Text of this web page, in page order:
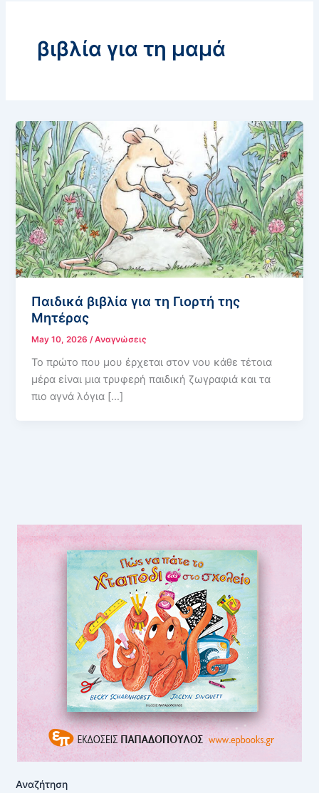
βιβλία για τη μαμά
Παιδικά βιβλία για τη Γιορτή της
Μητέρας
May 10, 2026 /Αναγνώσεις
Το πρώτο που μου έρχεται στον νου κάθε τέτοια
μέρα είναι μια τρυφερή παιδική ζωγραφιά και τα
πιο αγνά λόγια […]
Αναζήτηση